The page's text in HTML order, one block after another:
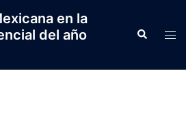
en la
del año
Search